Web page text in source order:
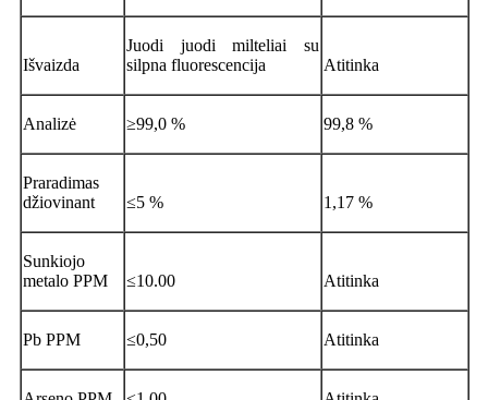
Išvaizda
Juodi juodi milteliai su
silpna fluorescencija
Atitinka
Analizė ≥99,0 % 99,8 %
Praradimas
džiovinant
≤5 % 1,17 %
Sunkiojo
metalo PPM
≤10.00 Atitinka
Pb PPM ≤0,50 Atitinka